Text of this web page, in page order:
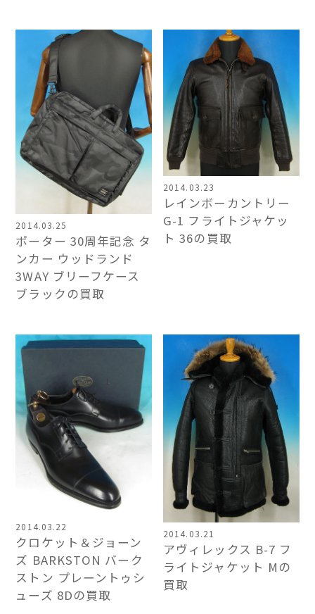
2014.03.25
ポーター 30周年記念 タ
ンカー ウッドランド
3WAY ブリーフケース
ブラックの買取
2014.03.23
レインボーカントリー
G-1 フライトジャケッ
ト 36の買取
2014.03.22
クロケット＆ジョーン
ズ BARKSTON バーク
ストン プレーントゥシ
ューズ 8Dの買取
2014.03.21
アヴィレックス B-7 フ
ライトジャケット Mの
買取